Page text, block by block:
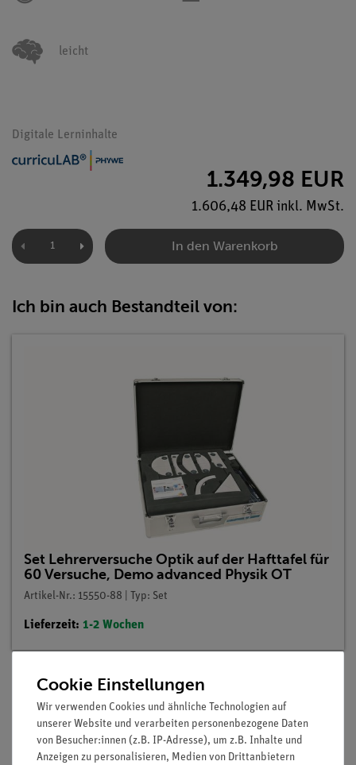
leicht
Digitale Lerninhalte
1.349,98 EUR
1.606,48 EUR inkl. MwSt.
In den Warenkorb
Ich bin auch Bestandteil von:
Set Lehrerversuche Optik auf der Hafttafel für
60 Versuche, Demo advanced Physik OT
Artikel-Nr.: 15550-88 | Typ: Set
Lieferzeit: 1-2 Wochen
Beschreibung
Vorteile
Cookie Einstellungen
Wir verwenden Cookies und ähnliche Technologien auf
unserer Website und verarbeiten personenbezogene Daten
von Besucher:innen (z.B. IP-Adresse), um z.B. Inhalte und
Anzeigen zu personalisieren, Medien von Drittanbietern